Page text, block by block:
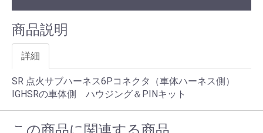
商品説明
詳細
SR 点火サブハーネス6Pコネクタ（車体ハーネス側）
IGHSRの車体側 ハウジング＆PINキット